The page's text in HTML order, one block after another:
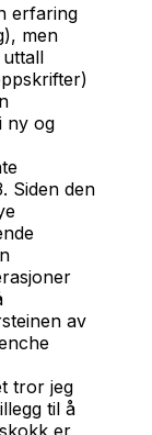
erfaring
men
uttall
ny og
Siden den
av
tror jeg
til å
er